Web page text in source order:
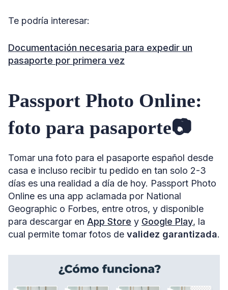
Te podría interesar:
Documentación necesaria para expedir un
pasaporte por primera vez
Passport Photo Online:
foto para pasaporte📷
Tomar una foto para el pasaporte español desde
casa e incluso recibir tu pedido en tan solo 2-3
días es una realidad a día de hoy. Passport Photo
Online es una app aclamada por National
Geographic o Forbes, entre otros, y disponible
para descargar en App Store y Google Play, la
cual permite tomar fotos de validez garantizada.